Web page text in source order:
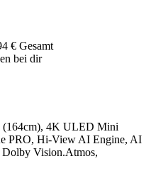
€ Gesamt
bei dir
(164cm), 4K ULED Mini
PRO, Hi-View AI Engine, AI
Vision.Atmos,